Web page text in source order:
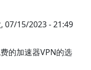
07/15/2023 - 21:49
的加速器VPN的选